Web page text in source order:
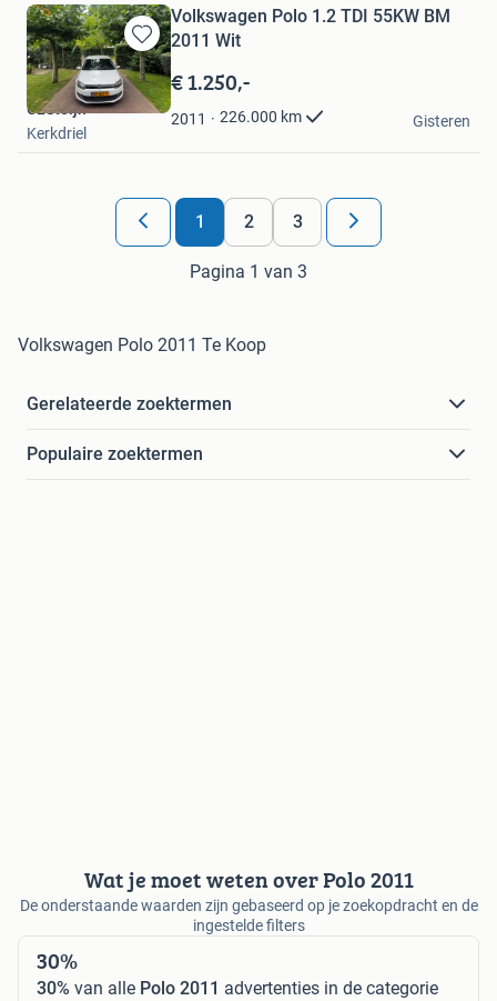
Bewaren
in
Mijn
Favorieten
Volkswagen Polo 1.2 TDI 55KW BM
2011 Wit
€ 1.250,-
2011 226.000 km
CLSteijn
Kerkdriel
Gisteren
1 2 3
Pagina 1 van 3
Volkswagen Polo 2011 Te Koop
Gerelateerde zoektermen
Populaire zoektermen
Wat je moet weten over Polo 2011
De onderstaande waarden zijn gebaseerd op je zoekopdracht en de
ingestelde filters
30%
30% van alle Polo 2011 advertenties in de categorie